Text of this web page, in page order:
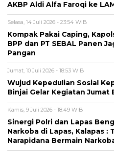
AKBP Aldi Alfa Faroqi ke
Selasa, 14 Juli 2026 - 23:54 WIB
Kompak Pakai Caping,
BPP dan PT SEBAL Panen
Pangan
Jumat, 10 Juli 2026 - 18:53 WIB
Wujud Kepedulian Sosial
Binjai Gelar Kegiatan Jumat
Kamis, 9 Juli 2026 - 18:49 WIB
Sinergi Polri dan Lapas
Narkoba di Lapas, Kalapas :
Narapidana Bermain